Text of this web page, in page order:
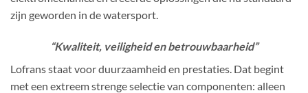
zijn geworden in de watersport.
“Kwaliteit, veiligheid en betrouwbaarheid”
Lofrans staat voor duurzaamheid en prestaties. Dat begint
met een extreem strenge selectie van componenten: alleen